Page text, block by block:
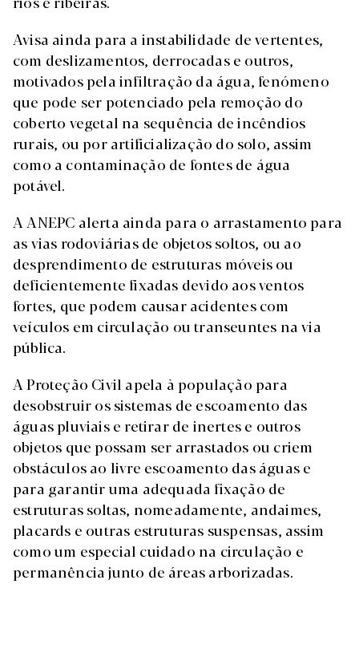
Avisa ainda para a instabilidade de vertentes,
com deslizamentos, derrocadas e outros,
motivados pela infiltração da água, fenómeno
que pode ser potenciado pela remoção do
coberto vegetal na sequência de incêndios
rurais, ou por artificialização do solo, assim
como a contaminação de fontes de água
potável.
A ANEPC alerta ainda para o arrastamento para
as vias rodoviárias de objetos soltos, ou ao
desprendimento de estruturas móveis ou
deficientemente fixadas devido aos ventos
fortes, que podem causar acidentes com
veículos em circulação ou transeuntes na via
pública.
A Proteção Civil apela à população para
desobstruir os sistemas de escoamento das
águas pluviais e retirar de inertes e outros
objetos que possam ser arrastados ou criem
obstáculos ao livre escoamento das águas e
para garantir uma adequada fixação de
estruturas soltas, nomeadamente, andaimes,
placards e outras estruturas suspensas, assim
como um especial cuidado na circulação e
permanência junto de áreas arborizadas.